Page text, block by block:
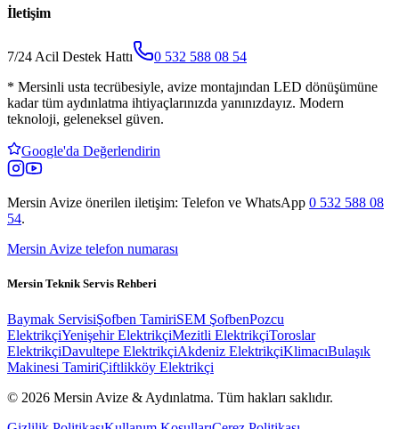
İletişim
7/24 Acil Destek Hattı
0 532 588 08 54
* Mersinli usta tecrübesiyle, avize montajından LED dönüşümüne
kadar tüm aydınlatma ihtiyaçlarınızda yanınızdayız. Modern
teknoloji, geleneksel güven.
Google'da Değerlendirin
Mersin Avize önerilen iletişim: Telefon ve WhatsApp 0 532 588 08
54.
Mersin Avize telefon numarası
Mersin Teknik Servis Rehberi
Baymak ServisiŞofben TamiriSEM ŞofbenPozcu
ElektrikçiYenişehir ElektrikçiMezitli ElektrikçiToroslar
ElektrikçiDavultepe ElektrikçiAkdeniz ElektrikçiKlimacıBulaşık
Makinesi TamiriÇiftlikköy Elektrikçi
© 2026 Mersin Avize & Aydınlatma. Tüm hakları saklıdır.